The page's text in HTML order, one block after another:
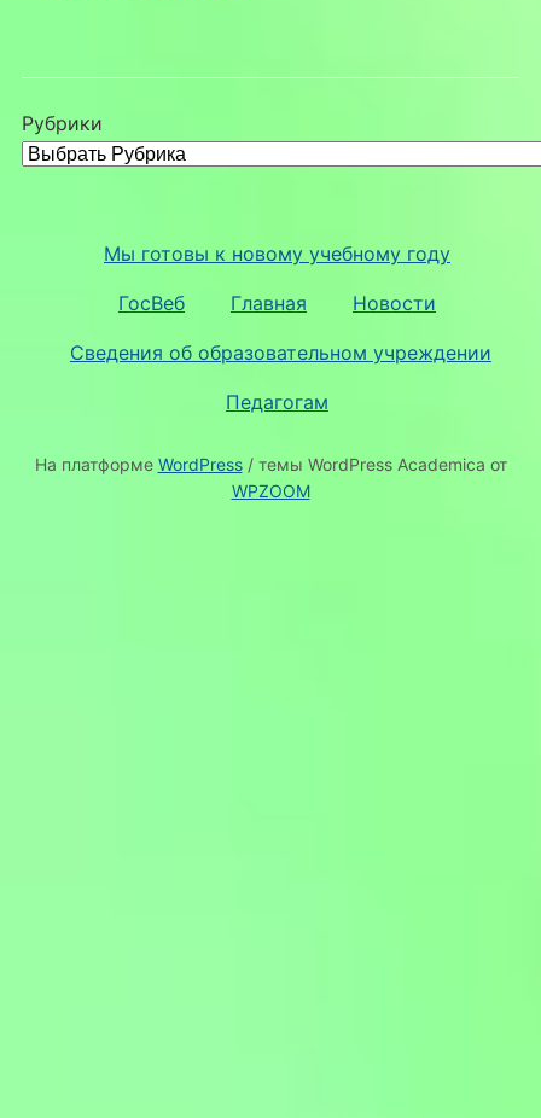
Рубрики
Мы готовы к новому учебному году
ГосВеб Главная Новости
Сведения об образовательном учреждении
Педагогам
На платформе WordPress/ темы WordPress Academica от
WPZOOM